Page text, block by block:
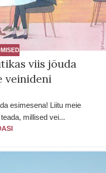
viis jõuda
veinideni
esimesena! Liitu meie
millised vei...